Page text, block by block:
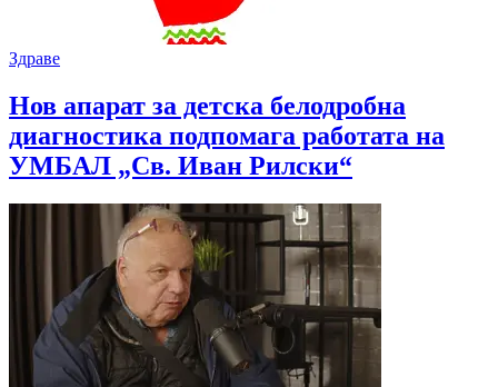
Здраве
Нов апарат за детска белодробна
диагностика подпомага работата на
УМБАЛ „Св. Иван Рилски“